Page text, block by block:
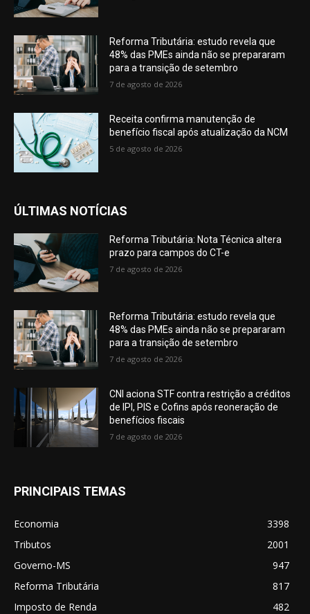
Reforma Tributária: estudo revela que
48% das PMEs ainda não se prepararam
para a transição de setembro
7 de agosto de 2026
Receita confirma manutenção de
benefício fiscal após atualização da NCM
5 de agosto de 2026
ÚLTIMAS NOTÍCIAS
Reforma Tributária: Nota Técnica altera
prazo para campos do CT-e
7 de agosto de 2026
Reforma Tributária: estudo revela que
48% das PMEs ainda não se prepararam
para a transição de setembro
7 de agosto de 2026
CNI aciona STF contra restrição a créditos
de IPI, PIS e Cofins após reoneração de
benefícios fiscais
7 de agosto de 2026
PRINCIPAIS TEMAS
Economia
3398
Tributos
2001
Governo-MS
947
Reforma Tributária
817
Imposto de Renda
482